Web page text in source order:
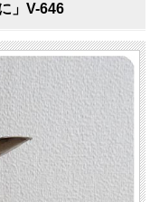
」V-646